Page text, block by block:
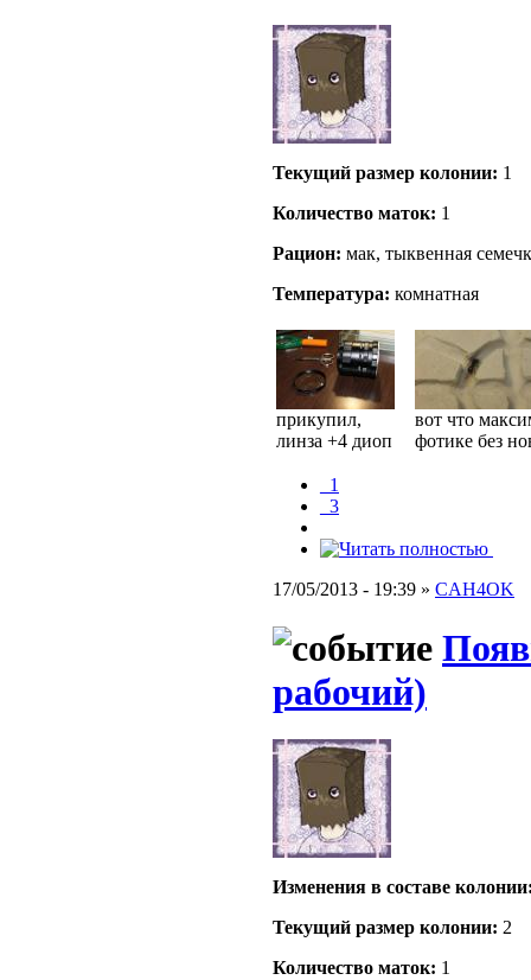
Текущий размер кoлонии: 1
Количество маток: 1
Рацион: мак, тыквенная
Температура: комнатная
прикупил,
линза +4 диоп
вот что
фотике без
_1
_3
17/05/2013 - 19:39 » CAH4OK
рабочий)
Изменения в составе
Текущий размер кoлонии: 2
Количество маток: 1